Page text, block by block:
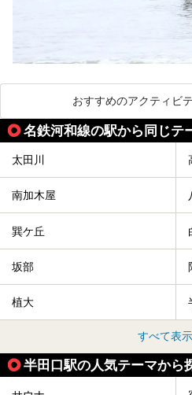
おすすめのアクティビ
名鉄河和線の駅から同じテ
太田川
南加木屋
巽ケ丘
坂部
植大
すべて表
半田口駅の人気テーマから